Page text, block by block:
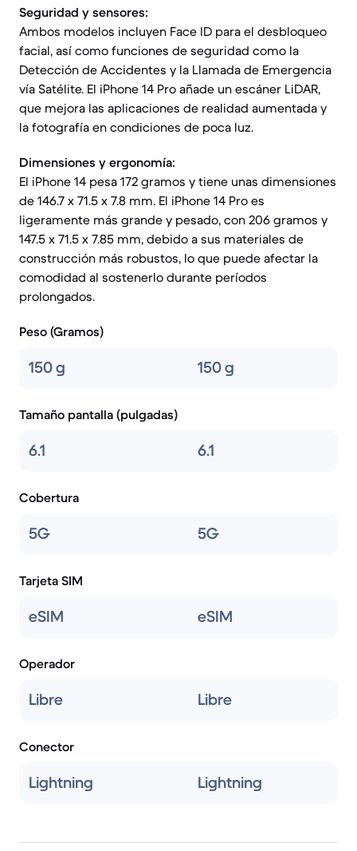
Seguridad y sensores:
Ambos modelos incluyen Face ID para el desbloqueo
facial, así como funciones de seguridad como la
Detección de Accidentes y la Llamada de Emergencia
vía Satélite. El iPhone 14 Pro añade un escáner LiDAR,
que mejora las aplicaciones de realidad aumentada y
la fotografía en condiciones de poca luz.
Dimensiones y ergonomía:
El iPhone 14 pesa 172 gramos y tiene unas dimensiones
de 146.7 x 71.5 x 7.8 mm. El iPhone 14 Pro es
ligeramente más grande y pesado, con 206 gramos y
147.5 x 71.5 x 7.85 mm, debido a sus materiales de
construcción más robustos, lo que puede afectar la
comodidad al sostenerlo durante períodos
prolongados.
Peso (Gramos)
150 g 150 g
Tamaño pantalla (pulgadas)
6.1 6.1
Cobertura
5G 5G
Tarjeta SIM
eSIM eSIM
Operador
Libre Libre
Conector
Lightning Lightning